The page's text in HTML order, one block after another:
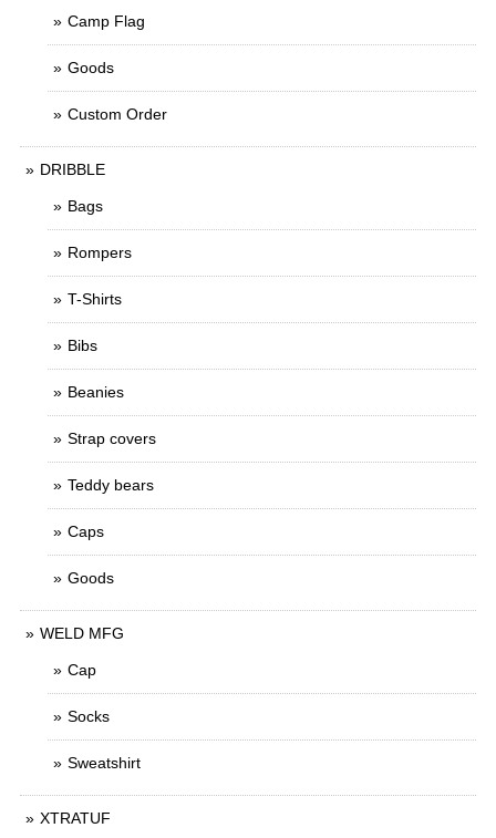
Camp Flag
Goods
Custom Order
DRIBBLE
Bags
Rompers
T-Shirts
Bibs
Beanies
Strap covers
Teddy bears
Caps
Goods
WELD MFG
Cap
Socks
Sweatshirt
XTRATUF